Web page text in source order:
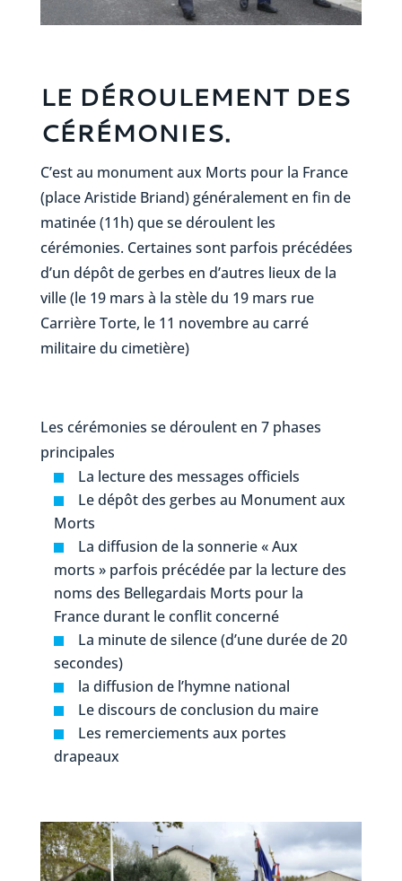
LE DÉROULEMENT DES
CÉRÉMONIES.
C’est au monument aux Morts pour la France
(place Aristide Briand) généralement en fin de
matinée (11h) que se déroulent les
cérémonies. Certaines sont parfois précédées
d’un dépôt de gerbes en d’autres lieux de la
ville (le 19 mars à la stèle du 19 mars rue
Carrière Torte, le 11 novembre au carré
militaire du cimetière)
Les cérémonies se déroulent en 7 phases
principales
La lecture des messages officiels
Le dépôt des gerbes au Monument aux
Morts
La diffusion de la sonnerie « Aux
morts » parfois précédée par la lecture des
noms des Bellegardais Morts pour la
France durant le conflit concerné
La minute de silence (d’une durée de 20
secondes)
la diffusion de l’hymne national
Le discours de conclusion du maire
Les remerciements aux portes
drapeaux